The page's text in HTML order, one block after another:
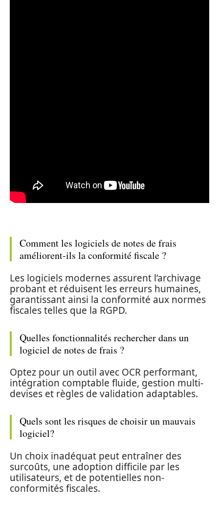
Comment les logiciels de notes de frais
améliorent-ils la conformité fiscale ?
Les logiciels modernes assurent l’archivage
probant et réduisent les erreurs humaines,
garantissant ainsi la conformité aux normes
fiscales telles que la RGPD.
Quelles fonctionnalités rechercher dans un
logiciel de notes de frais ?
Optez pour un outil avec OCR performant,
intégration comptable fluide, gestion multi-
devises et règles de validation adaptables.
Quels sont les risques de choisir un mauvais
logiciel?
Un choix inadéquat peut entraîner des
surcoûts, une adoption difficile par les
utilisateurs, et de potentielles non-
conformités fiscales.